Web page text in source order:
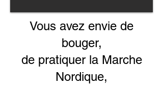
Vous avez envie de
bouger,
de pratiquer la Marche
Nordique,